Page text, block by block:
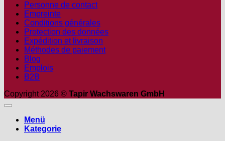
Personne de contact
Empreinte
Conditions générales
Protection des données
Expédition et livraison
Méthodes de paiement
Blog
Emplois
B2B
Copyright 2026 © Tapir Wachswaren GmbH
Menü
Kategorie